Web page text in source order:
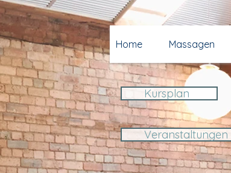
Home Massagen
Kursplan
Veranstaltungen